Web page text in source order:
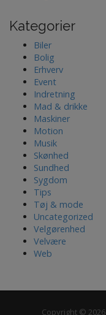
Kategorier
Biler
Bolig
Erhverv
Event
Indretning
Mad & drikke
Maskiner
Motion
Musik
Skønhed
Sundhed
Sygdom
Tips
Tøj & mode
Uncategorized
Velgørenhed
Velvære
Web
Copyright © 2026